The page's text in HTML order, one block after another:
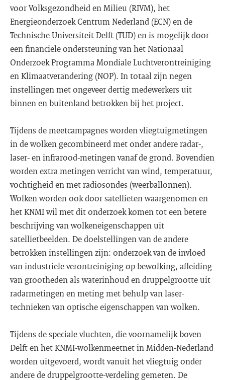
voor Volksgezondheid en Milieu (RIVM), het
Energieonderzoek Centrum Nederland (ECN) en de
Technische Universiteit Delft (TUD) en is mogelijk door
een financiele ondersteuning van het Nationaal
Onderzoek Programma Mondiale Luchtverontreiniging
en Klimaatverandering (NOP). In totaal zijn negen
instellingen met ongeveer dertig medewerkers uit
binnen en buitenland betrokken bij het project.
Tijdens de meetcampagnes worden vliegtuigmetingen
in de wolken gecombineerd met onder andere radar-,
laser- en infrarood-metingen vanaf de grond. Bovendien
worden extra metingen verricht van wind, temperatuur,
vochtigheid en met radiosondes (weerballonnen).
Wolken worden ook door satellieten waargenomen en
het KNMI wil met dit onderzoek komen tot een betere
beschrijving van wolkeneigenschappen uit
satellietbeelden. De doelstellingen van de andere
betrokken instellingen zijn: onderzoek van de invloed
van industriele verontreiniging op bewolking, afleiding
van grootheden als waterinhoud en druppelgrootte uit
radarmetingen en meting met behulp van laser-
technieken van optische eigenschappen van wolken.
Tijdens de speciale vluchten, die voornamelijk boven
Delft en het KNMI-wolkenmeetnet in Midden-Nederland
worden uitgevoerd, wordt vanuit het vliegtuig onder
andere de druppelgrootte-verdeling gemeten. De